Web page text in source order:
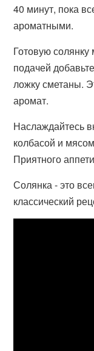
40 минут, пока
ароматными.
Готовую
подачей
ложку сметаны.
аромат.
Наслаждайтесь
колбасой и
Приятного
Солянка - это
классический